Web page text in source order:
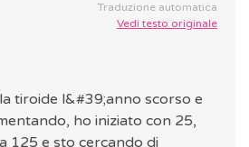
Traduzione automatica
Vedi testo originale
tiroide l&#39;anno scorso e
ho iniziato con 25,
125 e sto cercando di